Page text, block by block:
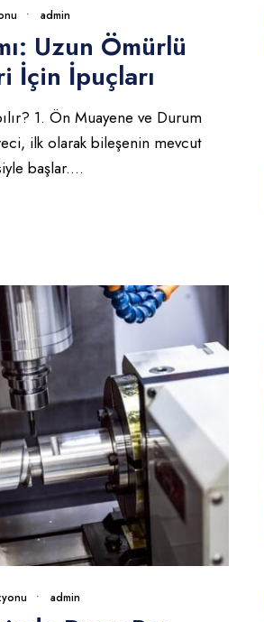
• admin
Uzun Ömürlü
İçin İpuçları
1. Ön Muayene ve Durum
ilk olarak bileşenin mevcut
başlar....
• admin